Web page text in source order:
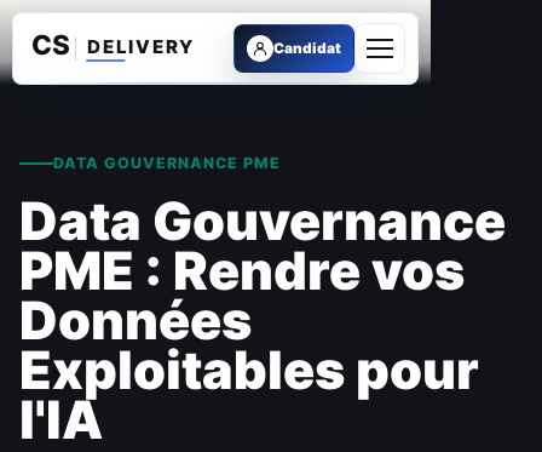
Candidat
Ouvrir le menu
DATA GOUVERNANCE PME
Data Gouvernance
PME : Rendre vos
Données
Exploitables pour
l'IA